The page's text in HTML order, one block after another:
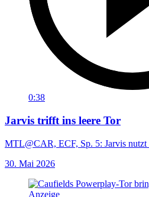
0:38
Jarvis trifft ins leere Tor
MTL@CAR, ECF, Sp. 5: Jarvis nutzt
30. Mai 2026